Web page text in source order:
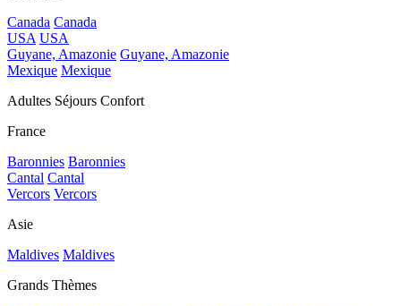
Canada Canada
USA USA
Guyane, Amazonie Guyane, Amazonie
Mexique Mexique
Adultes Séjours Confort
France
Baronnies Baronnies
Cantal Cantal
Vercors Vercors
Asie
Maldives Maldives
Grands Thèmes